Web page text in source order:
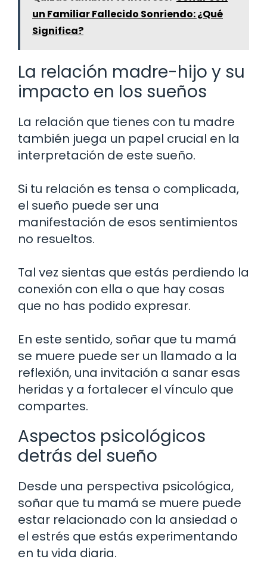
un Familiar Fallecido Sonriendo: ¿Qué
Significa?
La relación madre-hijo y su
impacto en los sueños
La relación que tienes con tu madre
también juega un papel crucial en la
interpretación de este sueño.
Si tu relación es tensa o complicada,
el sueño puede ser una
manifestación de esos sentimientos
no resueltos.
Tal vez sientas que estás perdiendo la
conexión con ella o que hay cosas
que no has podido expresar.
En este sentido, soñar que tu mamá
se muere puede ser un llamado a la
reflexión, una invitación a sanar esas
heridas y a fortalecer el vínculo que
compartes.
Aspectos psicológicos
detrás del sueño
Desde una perspectiva psicológica,
soñar que tu mamá se muere puede
estar relacionado con la ansiedad o
el estrés que estás experimentando
en tu vida diaria.